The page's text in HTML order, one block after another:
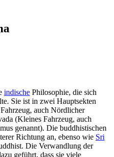
indische Philosophie, die sich
Sie ist in zwei Hauptsekten
auch Nördlicher
(Kleines Fahrzeug, auch
genannt). Die buddhistischen
Richtung an, ebenso wie Sri
Die Verwandlung der
geführt, dass sie viele